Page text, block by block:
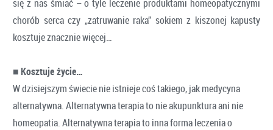
się z nas śmiać – o tyle leczenie produktami homeopatycznymi
chorób serca czy „zatruwanie raka” sokiem z kiszonej kapusty
kosztuje znacznie więcej…
■ Kosztuje życie…
W dzisiejszym świecie nie istnieje coś takiego, jak medycyna
alternatywna. Alternatywna terapia to nie akupunktura ani nie
homeopatia. Alternatywna terapia to inna forma leczenia o